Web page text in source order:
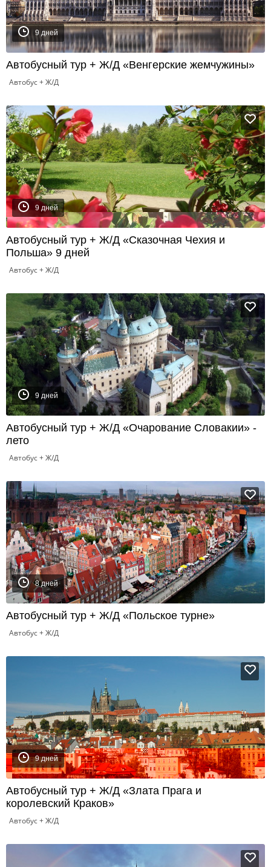
9 дней
Автобусный тур + Ж/Д «Венгерские жемчужины»
Автобус + Ж/Д
9 дней
Автобусный тур + Ж/Д «Сказочная Чехия и
Польша» 9 дней
Автобус + Ж/Д
9 дней
Автобусный тур + Ж/Д «Очарование Словакии» -
лето
Автобус + Ж/Д
8 дней
Автобусный тур + Ж/Д «Польское турне»
Автобус + Ж/Д
9 дней
Автобусный тур + Ж/Д «Злата Прага и
королевский Краков»
Автобус + Ж/Д